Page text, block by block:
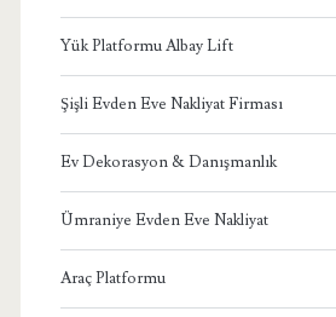
Yük Platformu Albay Lift
Şişli Evden Eve Nakliyat Firması
Ev Dekorasyon & Danışmanlık
Ümraniye Evden Eve Nakliyat
Araç Platformu